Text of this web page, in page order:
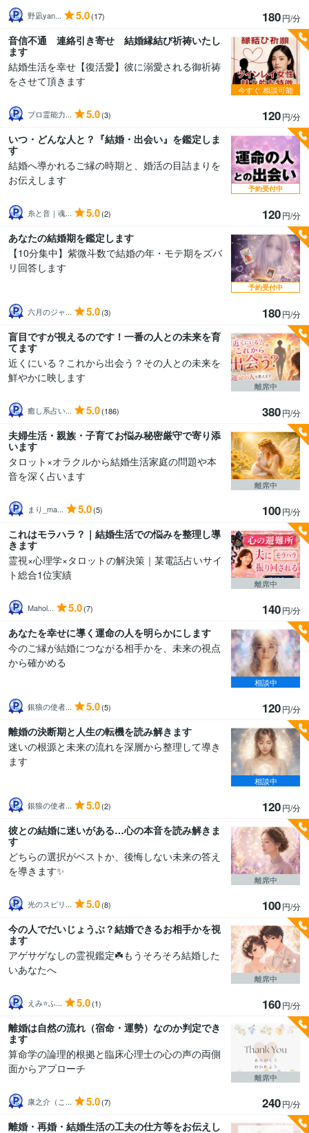
野凪yan... 5.0(17) 180円/分
音信不通 連絡引き寄せ 結婚縁結び祈祷いたし
ます
結婚生活を幸せ【復活愛】彼に溺愛される御祈祷
をさせて頂きます
プロ霊能力... 5.0(3) 120円/分
今すぐ 相談可能
いつ・どんな人と？『結婚・出会い』を鑑定しま
す
結婚へ導かれるご縁の時期と、婚活の目詰まりを
お伝えします
糸と音｜魂... 5.0(2) 120円/分
予約受付中
あなたの結婚期を鑑定します
【10分集中】紫微斗数で結婚の年・モテ期をズバ
リ回答します
六月のジャ... 5.0(3) 180円/分
予約受付中
盲目ですが視えるのです！一番の人との未来を育
てます
近くにいる？これから出会う？その人との未来を
鮮やかに映します
癒し系占い... 5.0(186) 380円/分
離席中
夫婦生活・親族・子育てお悩み秘密厳守で寄り添
います
タロット×オラクルから結婚生活家庭の問題や本
音を深く占います
まり_ma... 5.0(5) 100円/分
離席中
これはモラハラ？｜結婚生活での悩みを整理し導
きます
霊視×心理学×タロットの解決策｜某電話占いサイ
ト総合1位実績
Mahol... 5.0(7) 140円/分
離席中
あなたを幸せに導く運命の人を明らかにします
今のご縁が結婚につながる相手かを、未来の視点
から確かめる
銀狼の使者... 5.0(5) 120円/分
相談中
離婚の決断期と人生の転機を読み解きます
迷いの根源と未来の流れを深層から整理して導き
ます
銀狼の使者... 5.0(2) 120円/分
相談中
彼との結婚に迷いがある…心の本音を読み解きま
す
どちらの選択がベストか、後悔しない未来の答え
を導きます✨
光のスピリ... 5.0(8) 100円/分
離席中
今の人でだいじょうぶ？結婚できるお相手かを視
ます
アゲサゲなしの霊視鑑定☘️もうそろそろ結婚した
いあなたへ
えみ⭐️ふ... 5.0(1) 160円/分
離席中
離婚は自然の流れ（宿命・運勢）なのか判定でき
ます
算命学の論理的根拠と臨床心理士の心の声の両側
面からアプローチ
康之介（こ... 5.0(7) 240円/分
離席中
離婚・再婚・結婚生活の工夫の仕方等をお伝えし